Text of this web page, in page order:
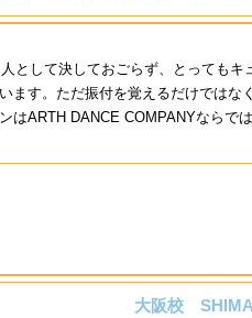
として決しておごらず、とっても
ます。ただ振付を覚えるだけでは
ARTH DANCE COMPANYならでは
大阪校